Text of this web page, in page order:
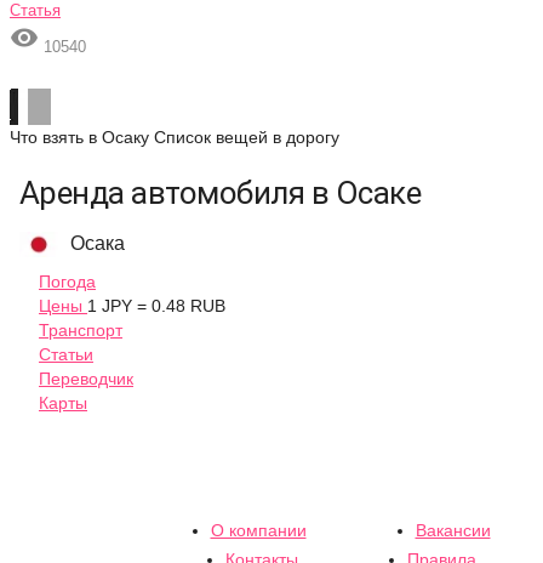
Статья
 10540
Что взять в Осаку Список вещей в дорогу
Аренда автомобиля в Осаке
Осака
Погода
Цены 1 JPY = 0.48 RUB
Транспорт
Статьи
Переводчик
Карты
О компании
Вакансии